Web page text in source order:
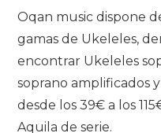
Oqan music dispone
gamas de Ukeleles,
encontrar Ukeleles
soprano amplificados
desde los 39€ a los
Aquila de serie.